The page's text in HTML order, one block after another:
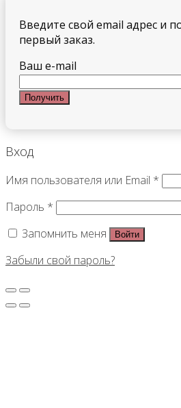
Введите свой email адрес и
первый заказ.
Ваш e-mail
Вход
Имя пользователя или Email *
Пароль *
Запомнить меня
Войти
Забыли свой пароль?